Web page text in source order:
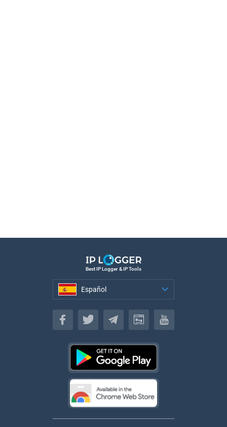
Best IP Logger & IP Tools
Español
Español